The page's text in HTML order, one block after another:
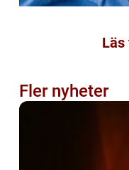
Läs
Fler nyheter